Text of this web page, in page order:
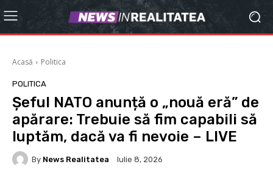
Acasă Politica
POLITICA
Șeful NATO anunță o „nouă eră” de
apărare: Trebuie să fim capabili să
luptăm, dacă va fi nevoie – LIVE
By News Realitatea Iulie 8, 2026